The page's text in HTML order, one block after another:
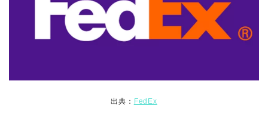
出典： FedEx